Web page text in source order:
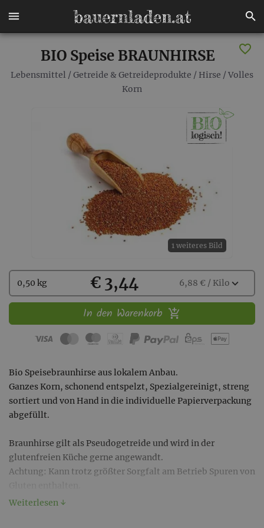
BIO Speise BRAUNHIRSE
Lebensmittel / Getreide & Getreideprodukte / Hirse / Volles
Korn
1 weiteres Bild
Kaufen
Wählen
Sie
Menge
0,50 kg € 3,44 6,88 € / Kiloexpand_more
In den Warenkorb
Bio Speisebraunhirse aus lokalem Anbau.
Ganzes Korn, schonend entspelzt, Spezialgereinigt, streng
sortiert und von Hand in die individuelle Papierverpackung
abgefüllt.
Braunhirse gilt als Pseudogetreide und wird in der
glutenfreien Küche gerne angewandt.
Achtung: Kann trotz größter Sorgfalt am Betrieb Spuren von
Weiterlesen ↓